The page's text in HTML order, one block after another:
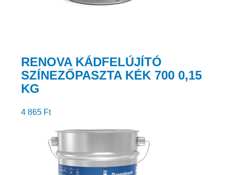
RENOVA KÁDFELÚJÍTÓ
SZÍNEZŐPASZTA KÉK 700 0,15
KG
4 865 Ft